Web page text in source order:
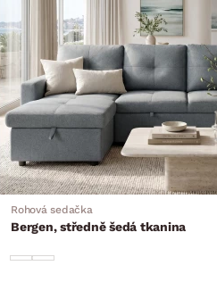
Rohová sedačka
Bergen, středně šedá tkanina